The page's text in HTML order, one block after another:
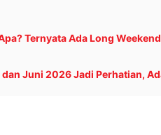
Ternyata Ada Long
Juni 2026 Jadi Perhatian,